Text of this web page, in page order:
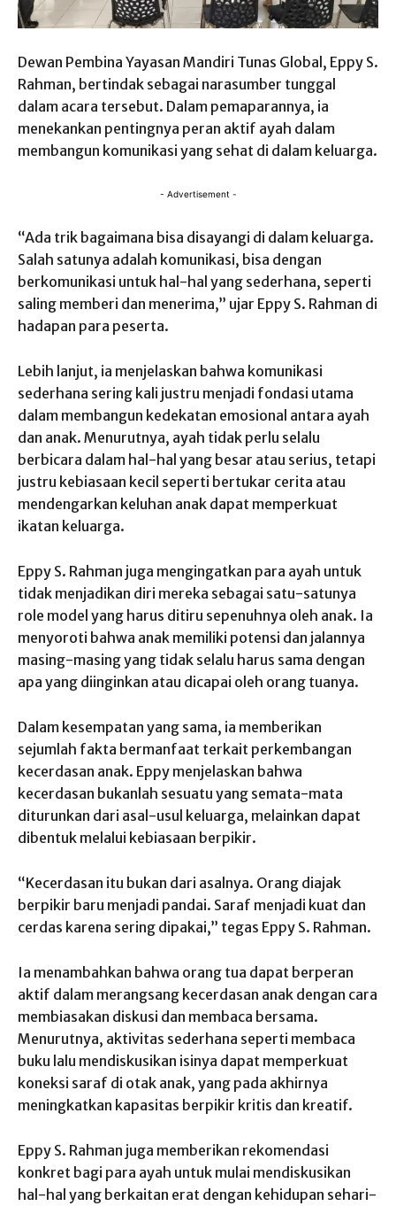
Dewan Pembina Yayasan Mandiri Tunas Global, Eppy S.
Rahman, bertindak sebagai narasumber tunggal
dalam acara tersebut. Dalam pemaparannya, ia
menekankan pentingnya peran aktif ayah dalam
membangun komunikasi yang sehat di dalam keluarga.
- Advertisement -
“Ada trik bagaimana bisa disayangi di dalam keluarga.
Salah satunya adalah komunikasi, bisa dengan
berkomunikasi untuk hal-hal yang sederhana, seperti
saling memberi dan menerima,” ujar Eppy S. Rahman di
hadapan para peserta.
Lebih lanjut, ia menjelaskan bahwa komunikasi
sederhana sering kali justru menjadi fondasi utama
dalam membangun kedekatan emosional antara ayah
dan anak. Menurutnya, ayah tidak perlu selalu
berbicara dalam hal-hal yang besar atau serius, tetapi
justru kebiasaan kecil seperti bertukar cerita atau
mendengarkan keluhan anak dapat memperkuat
ikatan keluarga.
Eppy S. Rahman juga mengingatkan para ayah untuk
tidak menjadikan diri mereka sebagai satu-satunya
role model yang harus ditiru sepenuhnya oleh anak. Ia
menyoroti bahwa anak memiliki potensi dan jalannya
masing-masing yang tidak selalu harus sama dengan
apa yang diinginkan atau dicapai oleh orang tuanya.
Dalam kesempatan yang sama, ia memberikan
sejumlah fakta bermanfaat terkait perkembangan
kecerdasan anak. Eppy menjelaskan bahwa
kecerdasan bukanlah sesuatu yang semata-mata
diturunkan dari asal-usul keluarga, melainkan dapat
dibentuk melalui kebiasaan berpikir.
“Kecerdasan itu bukan dari asalnya. Orang diajak
berpikir baru menjadi pandai. Saraf menjadi kuat dan
cerdas karena sering dipakai,” tegas Eppy S. Rahman.
Ia menambahkan bahwa orang tua dapat berperan
aktif dalam merangsang kecerdasan anak dengan cara
membiasakan diskusi dan membaca bersama.
Menurutnya, aktivitas sederhana seperti membaca
buku lalu mendiskusikan isinya dapat memperkuat
koneksi saraf di otak anak, yang pada akhirnya
meningkatkan kapasitas berpikir kritis dan kreatif.
Eppy S. Rahman juga memberikan rekomendasi
konkret bagi para ayah untuk mulai mendiskusikan
hal-hal yang berkaitan erat dengan kehidupan sehari-